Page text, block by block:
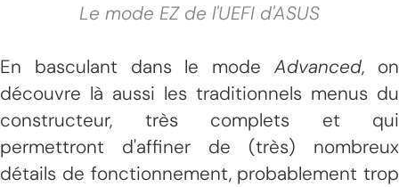
Le mode EZ de l'UEFI d'ASUS
En basculant dans le modeAdvanced, on
découvre là aussi les traditionnels menus du
constructeur, très complets et qui
permettront d'affiner de (très) nombreux
détails de fonctionnement, probablement trop